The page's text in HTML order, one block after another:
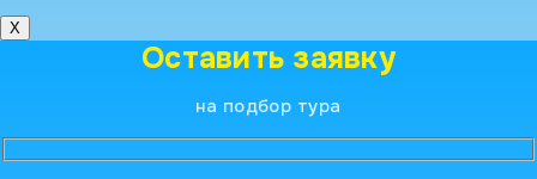
X
Оставить заявку
на подбор тура